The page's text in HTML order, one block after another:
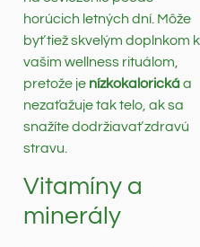
horúcich letných dní. Môže
byť tiež skvelým doplnkom k
vašim wellness rituálom,
pretože je nízkokalorickáa
nezaťažuje tak telo, ak sa
snažíte dodržiavať zdravú
stravu.
Vitamíny a
minerály